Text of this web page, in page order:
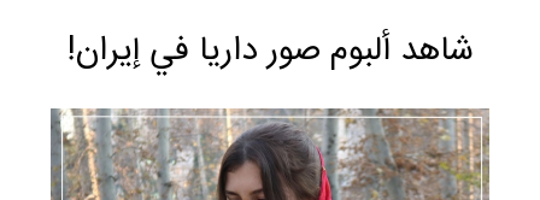
شاهد ألبوم صور داریا في إيران!